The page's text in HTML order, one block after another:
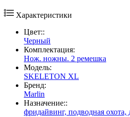
Характеристики
Цвет::
Черный
Комплектация:
Нож. ножны. 2 ремешка
Модель:
SKELETON XL
Бренд:
Marlin
Назначение::
фридайвинг, подводная охота,